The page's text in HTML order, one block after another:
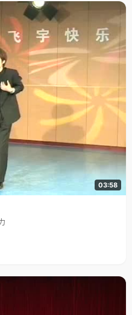
故事、报纸、杂志，包括读中文
，杨森发现自己的大学课本在三年
深入透彻了。妈妈常说"责人不如责
会去看书，用读书来调节自己的心
把家搬到了市里，将杨森转到了市
个男孩子叫到杨森面前，当面
你敢跟他比吗？"在以前的班级
面对这样的下马威，杨森心里既害
师才让杨森走进教室，因为是新
桌。在新的班级里，杨森很认真很
全班第一，比那个最好的男孩多了
被同学们尊重。 后来，老师
题，或者考不好的时候，他们都
能激励杨森努力学习。尤其是当
次你一定不能再考第一了，"杨森
考一次，能考很多次第一，"为
等你在北大》，从书中，杨森第一
学居然能考148，也第一知道了世界
让杨森陷入了
定，自以为懂得学习方法而开始
候，他以为是不是自己的学习方法
落榜北大对
的前半年，他一直没有办法平复心
时间都用来看书了，什么书都看，
很大，他说："做人当如孙少平，做
03:58